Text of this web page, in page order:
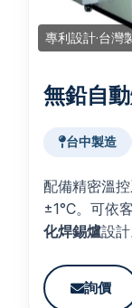
專利設計·台灣
無鉛自
台中製造
配備精密溫
±1°C。可依
化焊錫爐設
詢價